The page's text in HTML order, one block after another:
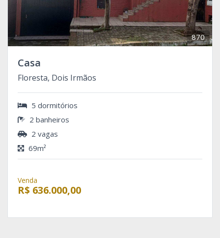
870
Casa
Floresta, Dois Irmãos
5 dormitórios
2 banheiros
2 vagas
69m²
Venda
R$ 636.000,00